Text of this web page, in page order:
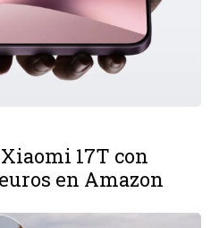
17T con
en Amazon